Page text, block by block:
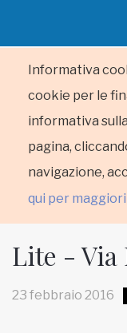
Informativa
cookie per le
informativa
pagina,
navigazione,
qui per
Lite - Via
23 febbraio 2016